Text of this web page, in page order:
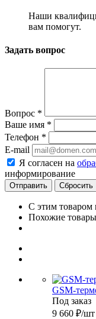
Наши
вам помогут.
Задать вопрос
Вопрос *
Ваше имя *
Телефон *
E-mail
Я согласен на
информирование
Сбросить
С этим товаром
Похожие товары
GSM-
Под заказ
9 660 ₽/шт